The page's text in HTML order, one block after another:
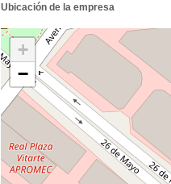
Ubicación de la empresa
+
−